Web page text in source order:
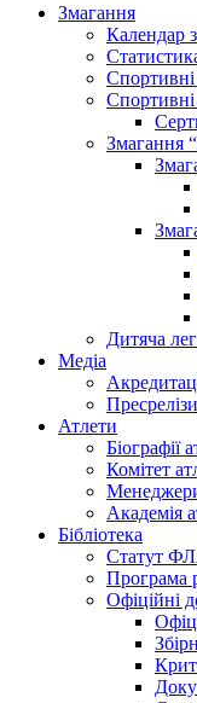
Змагання
Календар
Спортивні
Змагання
Дитяча
Медіа
Пресрелізи
Атлети
Біографії
Комітет
Академія
Бібліотека
Статут
Програма
Офіційні